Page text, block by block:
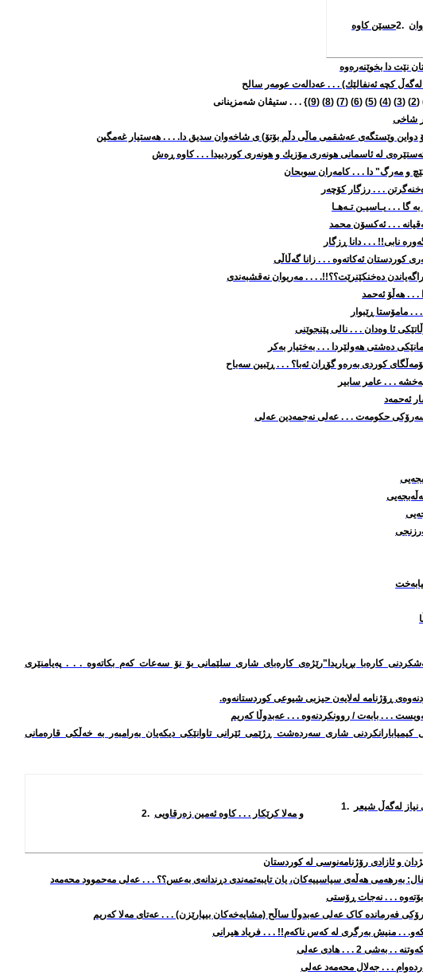
2.حسێن
له‌گه‌ڵ کچه‌ ئه‌نفالێك) . . . عه‌داله‌ت عومه‌ر سالح
)
2
) (
3
) (
4
) (
5
) (
6
) (
7
) (
8
) (
9)} . . . ستیڤان شه‌مزینانی
شاخی
دواین وێستگه‌ی عه‌شقمی ماڵی دڵم بۆتۆ) ی شاخه‌وان سدیق دا. . . . هه‌ستیار غه‌مگین
له‌ ئاسمانی هونه‌ری مۆزیك و هونه‌ری کوردییدا . . . کاوه‌ ڕه‌ش
و مه‌رگ" دا . . . کامه‌ران سوبحان
. . . رزگار كۆچه‌ر
گا . . . یـاسیـن تـه‌هـا
. . . ئه‌كسۆن محمد
نابی!! . . . دانا ڕزگار
كوردستان ئه‌كاته‌وه‌ . . . زانا گه‌ڵاڵی
ده‌خنكێنرێت؟؟!!. . . . مه‌ریوان نه‌قشبه‌ندی
. . . هه‌ڵۆ ئه‌حمد
. مامۆستا ڕێبوار
ئا وه‌دان . . . نالی پێنجوێنی
ده‌شتی هه‌ولێردا . . . به‌ختیار به‌کر
كوردی به‌ره‌و گۆڕان ئه‌با؟ . . . ڕێبین سه‌باح
. . . عامر سابیر
ئه‌حمه‌د
حكومه‌ت . . . عه‌لی نه‌جمه‌دین عه‌لی
كاره‌با بڕیاریدا"رێژه‌ی كاره‌بای شاری سلێمانی بۆ نۆ سه‌عات كه‌م بكاته‌وه‌ . . . په‌یامنێری
ڕۆژنامه‌ له‌لایه‌ن حیزبی شیوعی کوردستانه‌وه‌.
. . . بابه‌ت / روونكردنه‌وه‌ . . . عه‌بدوڵا كه‌ریم
كیمیابارانكردنی شاری سه‌رده‌شت ڕژێمی ئێرانی تاوانێكی دیكه‌یان به‌رامبه‌ر به‌ خه‌ڵكی قاره‌مانی
1. شیعر نیاز له‌گه‌ڵ
2. زه‌رقاویی و مه‌لا کرێکار . . . کاوه‌ ئه‌مین
و ئازادی رۆژنامه‌نوسی له‌ كوردستان
به‌رهه‌می هه‌ڵه‌ی سیاسییه‌كان، یان تایبه‌تمه‌ندی دڕندانه‌ی به‌عس؟؟ . . . عه‌لی مه‌حموود محه‌مه‌د
. . . نه‌جات ڕۆستی
فه‌رمانده‌ کاک عه‌لی عه‌بدوڵا ساڵح (مشایه‌خه‌کان بیپارێزن) . . . عه‌تای مه‌لا که‌ریم
. . منیش به‌رگری له‌ كه‌س ناكه‌م!! . . . فریاد هیرانی
2 . . . هادی عه‌لی
. . . جه‌لال محه‌مه‌د عه‌لی